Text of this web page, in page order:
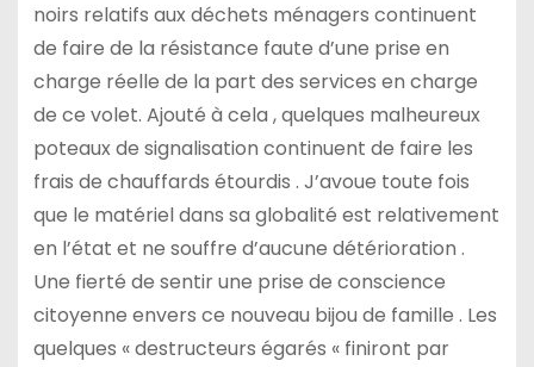
noirs relatifs aux déchets ménagers continuent
de faire de la résistance faute d’une prise en
charge réelle de la part des services en charge
de ce volet. Ajouté à cela , quelques malheureux
poteaux de signalisation continuent de faire les
frais de chauffards étourdis . J’avoue toute fois
que le matériel dans sa globalité est relativement
en l’état et ne souffre d’aucune détérioration .
Une fierté de sentir une prise de conscience
citoyenne envers ce nouveau bijou de famille . Les
quelques « destructeurs égarés « finiront par